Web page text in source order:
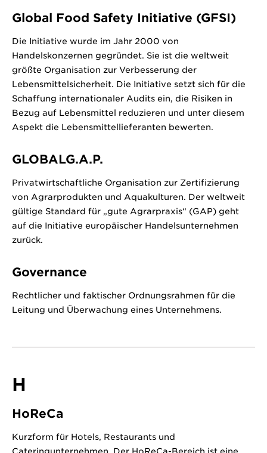
Global Food Safety Initiative (GFSI)
Die Initiative wurde im Jahr 2000 von
Handelskonzernen gegründet. Sie ist die weltweit
größte Organisation zur Verbesserung der
Lebensmittelsicherheit. Die Initiative setzt sich für die
Schaffung internationaler Audits ein, die Risiken in
Bezug auf Lebensmittel reduzieren und unter diesem
Aspekt die Lebensmittellieferanten bewerten.
GLOBALG.A.P.
Privatwirtschaftliche Organisation zur Zertifizierung
von Agrarprodukten und Aquakulturen. Der weltweit
gültige Standard für „gute Agrarpraxis“ (GAP) geht
auf die Initiative europäischer Handelsunternehmen
zurück.
Governance
Rechtlicher und faktischer Ordnungsrahmen für die
Leitung und Überwachung eines Unternehmens.
H
HoReCa
Kurzform für Hotels, Restaurants und